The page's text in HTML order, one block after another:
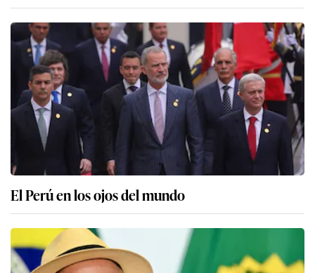
El Perú en los ojos del mundo